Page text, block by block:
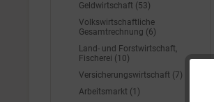
Geldwirtschaft (53)
Volkswirtschaftliche
Gesamtrechnung (6)
Land- und Forstwirtschaft,
Fischerei (10)
Versicherungswirtschaft (7)
Arbeitsmarkt (1)